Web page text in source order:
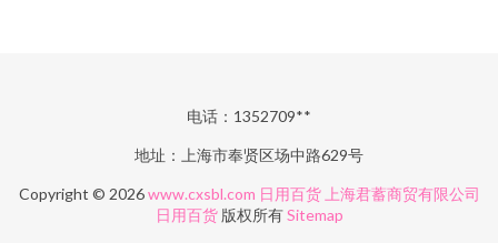
电话：1352709**
地址：上海市奉贤区场中路629号
Copyright © 2026www.cxsbl.com 日用百货 上海君蓄商贸有限公司
日用百货版权所有Sitemap